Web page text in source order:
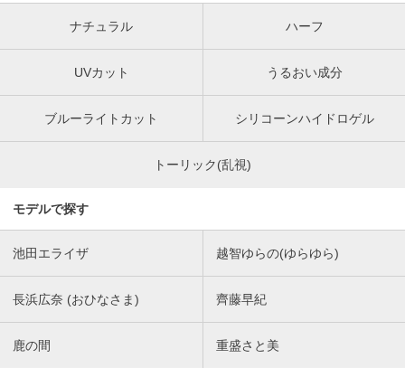
ナチュラル ハーフ
UVカット うるおい成分
ブルーライトカット シリコーンハイドロゲル
トーリック(乱視)
モデルで探す
池田エライザ 越智ゆらの(ゆらゆら)
長浜広奈 (おひなさま) 齊藤早紀
鹿の間 重盛さと美